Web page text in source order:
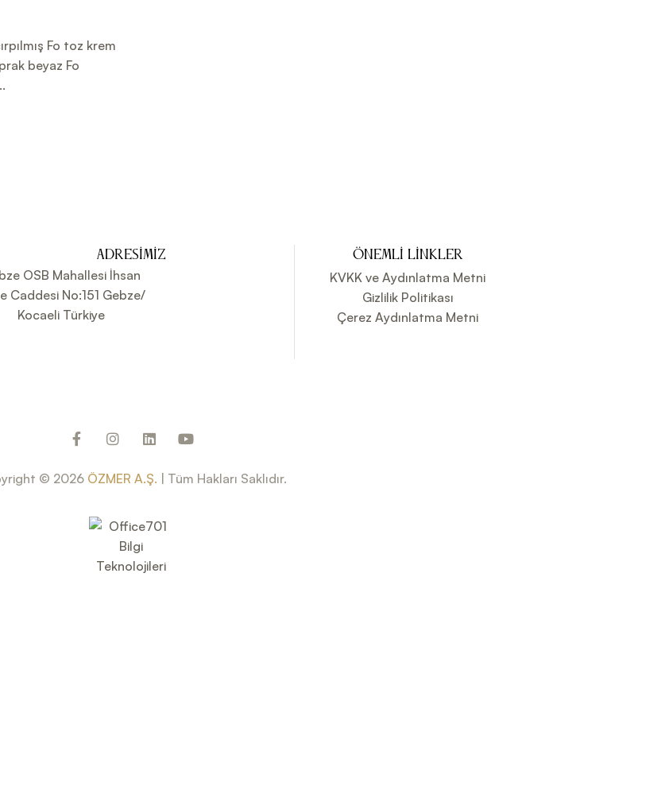
Fo toz krem
beyaz Fo
ADRESIMIZ
OSB Mahallesi İhsan
Caddesi No:151 Gebze/
Kocaeli Türkiye
ÖNEMLI LINKLER
KVKK ve Aydınlatma Metni
Gizlilik Politikası
Çerez Aydınlatma Metni
© 2026 ÖZMER A.Ş. | Tüm Hakları Saklıdır.